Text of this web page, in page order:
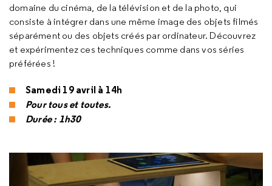
domaine du cinéma, de la télévision et de la photo, qui
consiste à intégrer dans une même image des objets filmés
séparément ou des objets créés par ordinateur. Découvrez
et expérimentez ces techniques comme dans vos séries
préférées !
Samedi 19 avril à 14h
Pour tous et toutes.
Durée : 1h30